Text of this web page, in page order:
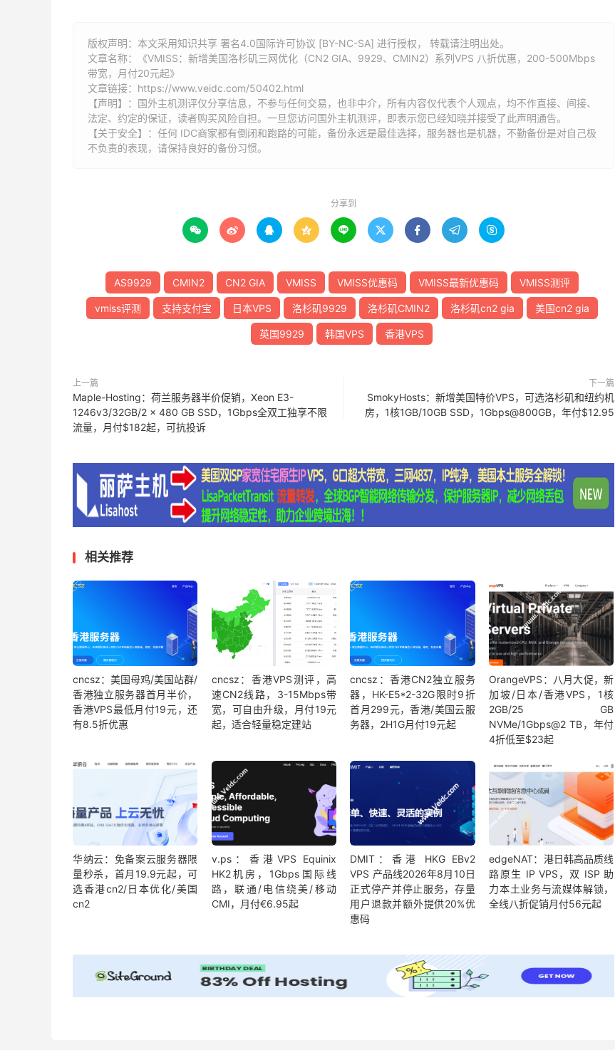
版权声明：本文采用知识共享 署名4.0国际许可协议 [BY-NC-SA] 进行授权， 转载请注明出处。
文章名称：《VMISS：新增美国洛杉矶三网优化（CN2 GIA、9929、CMIN2）系列VPS 八折优惠，200-500Mbps
带宽，月付20元起》
文章链接： https://www.veidc.com/50402.html
【声明】：国外主机测评仅分享信息，不参与任何交易，也非中介，所有内容仅代表个人观点，均不作直接、间接、
法定、约定的保证，读者购买风险自担。一旦您访问国外主机测评，即表示您已经知晓并接受了此声明通告。
【关于安全】：任何 IDC商家都有倒闭和跑路的可能，备份永远是最佳选择，服务器也是机器，不勤备份是对自己极
不负责的表现，请保持良好的备份习惯。
分享到
        
AS9929 CMIN2 CN2 GIA VMISS VMISS优惠码 VMISS最新优惠码 VMISS测评
vmiss评测 支持支付宝 日本VPS 洛杉矶9929 洛杉矶CMIN2 洛杉矶cn2 gia 美国cn2 gia
英国9929 韩国VPS 香港VPS
上一篇
Maple-Hosting：荷兰服务器半价促销，Xeon E3-
1246v3/32GB/2 x 480 GB SSD，1Gbps全双工独享不限
流量，月付$182起，可抗投诉
下一篇
SmokyHosts：新增美国特价VPS，可选洛杉矶和纽约机
房，1核1GB/10GB SSD，1Gbps@800GB，年付$12.95
相关推荐
cncsz：美国母鸡/美国站群/
香港独立服务器首月半价，
香港VPS最低月付19元，还
有8.5折优惠
cncsz：香港VPS测评，高
速CN2线路，3-15Mbps带
宽，可自由升级，月付19元
起，适合轻量稳定建站
cncsz：香港CN2独立服务
器，HK-E5*2-32G限时9折
首月299元，香港/美国云服
务器，2H1G月付19元起
OrangeVPS：八月大促，新
加坡/日本/香港VPS，1核
2GB/25 GB
NVMe/1Gbps@2 TB，年付
4折低至$23起
华纳云：免备案云服务器限
量秒杀，首月19.9元起，可
选香港cn2/日本优化/美国
cn2
v.ps：香港VPS Equinix
HK2机房，1Gbps国际线
路，联通/电信绕美/移动
CMI，月付€6.95起
DMIT：香港 HKG EBv2
VPS 产品线2026年8月10日
正式停产并停止服务，存量
用户退款并额外提供20%优
惠码
edgeNAT：港日韩高品质线
路原生 IP VPS，双 ISP 助
力本土业务与流媒体解锁，
全线八折促销月付56元起